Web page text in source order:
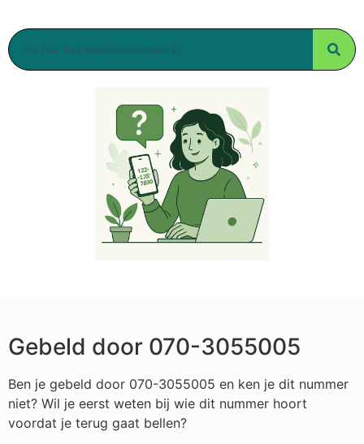
Gebeld door 070-3055005
Ben je gebeld door 070-3055005 en ken je dit nummer
niet? Wil je eerst weten bij wie dit nummer hoort
voordat je terug gaat bellen?